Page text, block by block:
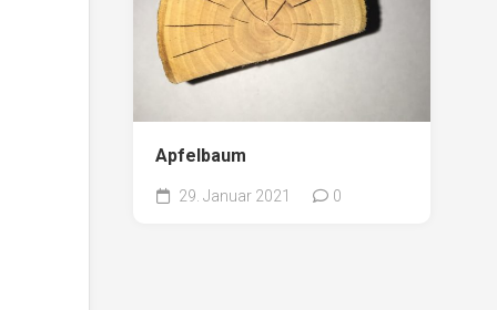
Apfelbaum
29. Januar 2021 0